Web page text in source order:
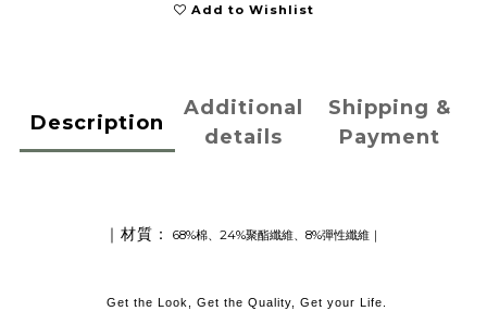
Add to Wishlist
Description
Additional
details
Shipping &
Payment
｜材質： 68%棉、24%聚酯纖維、8%彈性纖維
Get the Look, Get the Quality, Get your Life.